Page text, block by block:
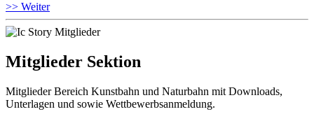
>> Weiter
Mitglieder Sektion
Mitglieder Bereich Kunstbahn und Naturbahn mit Downloads,
Unterlagen und sowie Wettbewerbsanmeldung.